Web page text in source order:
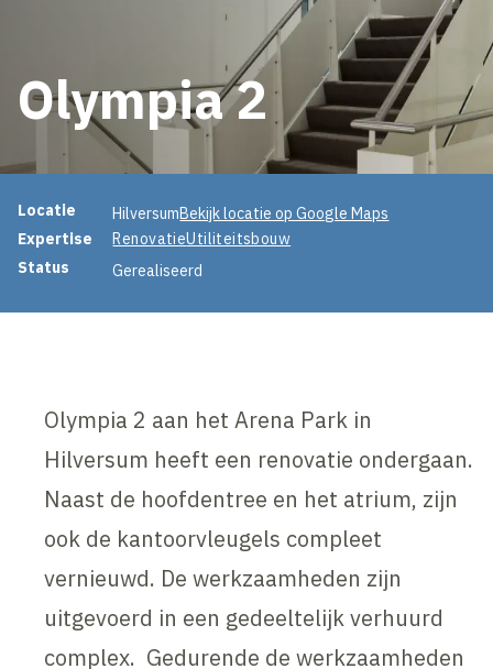
Olympia 2
Projectinformatie
Locatie HilversumBekijk locatie op Google Maps
Expertise
RenovatieUtiliteitsbouw
Status
Gerealiseerd
Olympia 2 aan het Arena Park in
Hilversum heeft een renovatie ondergaan.
Naast de hoofdentree en het atrium, zijn
ook de kantoorvleugels compleet
vernieuwd. De werkzaamheden zijn
uitgevoerd in een gedeeltelijk verhuurd
complex. Gedurende de werkzaamheden